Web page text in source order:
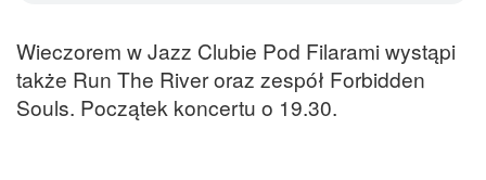
Wieczorem w Jazz Clubie Pod Filarami wystąpi
także Run The River oraz zespół Forbidden
Souls. Początek koncertu o 19.30.